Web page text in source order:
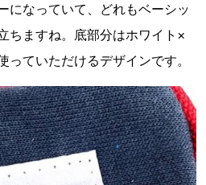
になっていて、どれもベーシッ
ちますね。底部分はホワイト×
っていただけるデザインです。